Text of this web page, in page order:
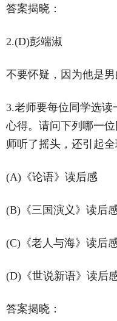
答案揭晓：
2.(D)彭端淑
不要怀疑，因为他是男
3.老师要每位同学选
心得。请问下列哪一
师听了摇头，还引起
(A)《论语》读后感
(B)《三国演义》读后
(C)《老人与海》读后
(D)《世说新语》读后
答案揭晓：